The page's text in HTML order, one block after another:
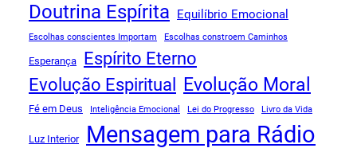
Doutrina Espírita Equilíbrio Emocional
Escolhas conscientes Importam Escolhas constroem Caminhos
Esperança
Espírito Eterno
Evolução Espiritual
Evolução Moral
Fé em Deus Inteligência Emocional Lei do Progresso Livro da Vida
Luz Interior Mensagem para Rádio